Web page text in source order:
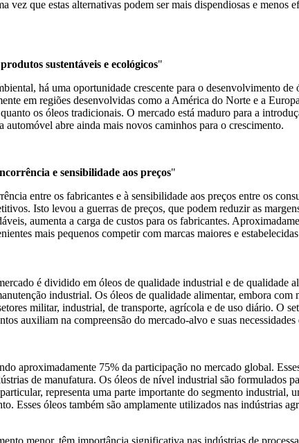
que estas alternativas podem ser mais dispendiosas e menos
sustentáveis ​​e ecológicos"
há uma oportunidade crescente para o desenvolvimento de
em regiões desenvolvidas como a América do Norte e a
os óleos tradicionais. O mercado está maduro para a
abre ainda mais novos caminhos para o crescimento.
e sensibilidade aos preços"
entre os fabricantes e à sensibilidade aos preços entre os
Isto levou a guerras de preços, que podem reduzir as
aumenta a carga de custos para os fabricantes.
mais pequenos competir com marcas maiores e
é dividido em óleos de qualidade industrial e de qualidade
industrial. Os óleos de qualidade alimentar, embora com
militar, industrial, de transporte, agrícola e de uso diário. O
auxiliam na compreensão do mercado-alvo e suas necessidades
aproximadamente 75% da participação no mercado global.
de manufatura. Os óleos de nível industrial são formulados
representa uma parte importante do segmento industrial,
Esses óleos também são amplamente utilizados nas indústrias
menor, têm importância significativa nas indústrias de